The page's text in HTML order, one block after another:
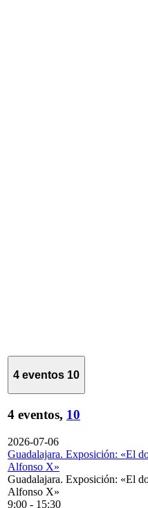
4 eventos 10
4 eventos, 10
2026-07-06
Guadalajara. Exposición: «El
Alfonso X»
Guadalajara. Exposición: «El
Alfonso X»
9:00 - 15:30